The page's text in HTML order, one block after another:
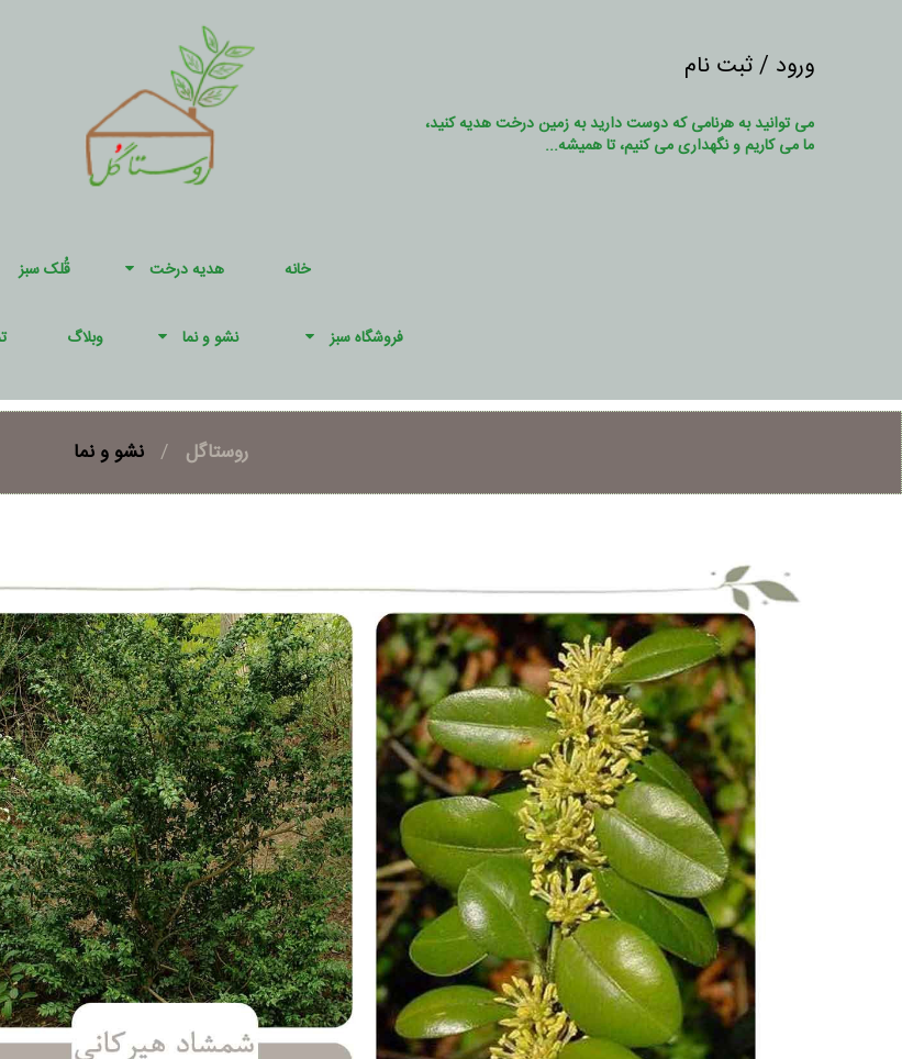
ورود / ثبت نام
می توانید به هرنامی که دوست دارید به زمین درخت هدیه کنید،
ما می کاریم و نگهداری می کنیم، تا همیشه...
خانه هدیه درخت قُلک سبز
فروشگاه سبز نشو و نما وبلاگ
روستاگل / نشو و نما